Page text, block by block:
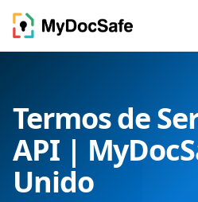
Termos de
API |
Unido